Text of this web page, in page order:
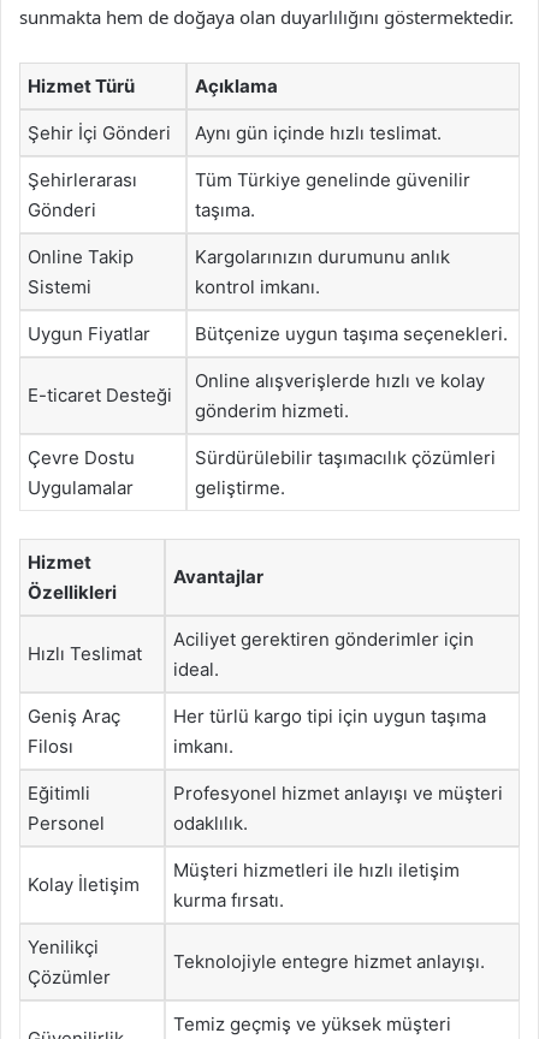
sunmakta hem de doğaya olan duyarlılığını göstermektedir.
Hizmet Türü Açıklama
Şehir İçi Gönderi Aynı gün içinde hızlı teslimat.
Şehirlerarası
Gönderi
Tüm Türkiye genelinde güvenilir
taşıma.
Online Takip
Sistemi
Kargolarınızın durumunu anlık
kontrol imkanı.
Uygun Fiyatlar Bütçenize uygun taşıma seçenekleri.
E-ticaret Desteği
Online alışverişlerde hızlı ve kolay
gönderim hizmeti.
Çevre Dostu
Uygulamalar
Sürdürülebilir taşımacılık çözümleri
geliştirme.
Hizmet
Özellikleri
Avantajlar
Hızlı Teslimat
Aciliyet gerektiren gönderimler için
ideal.
Geniş Araç
Filosı
Her türlü kargo tipi için uygun taşıma
imkanı.
Eğitimli
Personel
Profesyonel hizmet anlayışı ve müşteri
odaklılık.
Kolay İletişim
Müşteri hizmetleri ile hızlı iletişim
kurma fırsatı.
Yenilikçi
Çözümler
Teknolojiyle entegre hizmet anlayışı.
Temiz geçmiş ve yüksek müşteri